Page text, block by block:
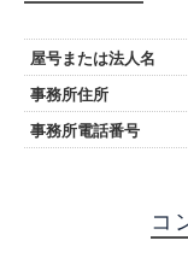
屋号または法人名
事務所住所
事務所電話番号
コ